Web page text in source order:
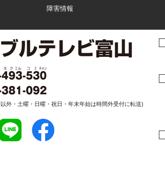
障害情報
外・土曜・日曜・祝日・年末年始は時間外受付に転送)